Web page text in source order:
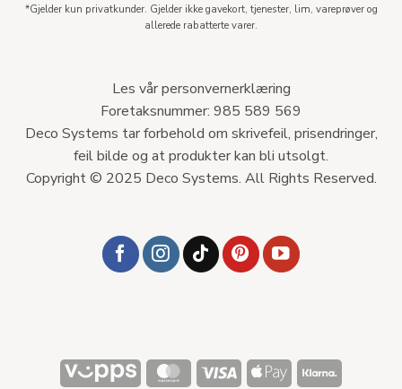
*Gjelder kun privatkunder. Gjelder ikke gavekort, tjenester, lim, vareprøver og
allerede rabatterte varer.
Les vår personvernerklæring
Foretaksnummer: 985 589 569
Deco Systems tar forbehold om skrivefeil, prisendringer,
feil bilde og at produkter kan bli utsolgt.
Copyright © 2025 Deco Systems. All Rights Reserved.
Vipps MasterCard
Visa
Apple
Klarna